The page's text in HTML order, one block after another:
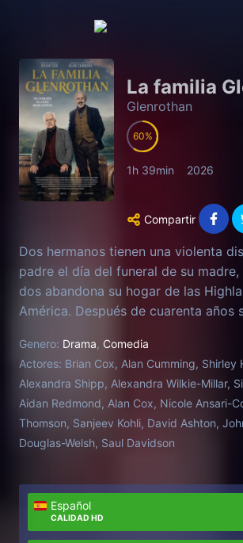
La familia
Glenrothan
60
1h 39min 2026
Compartir
Dos hermanos tienen una violenta
padre el día del funeral de su
dos abandona su hogar de las
América. Después de cuarenta años
Genero: Drama, Comedia
Actores: Brian Cox, Alan Cumming, Shirley
Alexandra Shipp, Alexandra Wilkie-Millar,
Aidan Redmond, Alan Cox, Nicole Ansari-
Thomson, Sanjeev Kohli, David Ashton,
Douglas-Welsh, Saul Davidson
Español
CALIDAD HD